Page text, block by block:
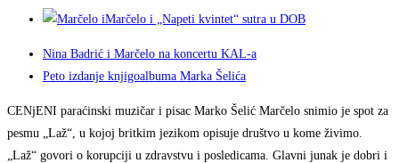
Marčelo i „Napeti kvintet“ sutra u DOB
Nina Badrić i Marčelo na koncertu KAL-a
Peto izdanje knjigoalbuma Marka Šelića
CENjENI paraćinski muzičar i pisac Marko Šelić Marčelo snimio je spot za
pesmu „Laž“, u kojoj britkim jezikom opisuje društvo u kome živimo.
„Laž“ govori o korupciji u zdravstvu i posledicama. Glavni junak je dobri i